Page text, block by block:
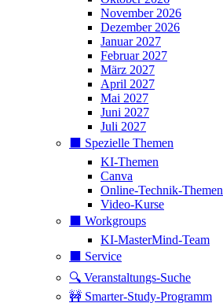
November 2026
Dezember 2026
Januar 2027
Februar 2027
März 2027
April 2027
Mai 2027
Juni 2027
Juli 2027
⬛️ Spezielle Themen
KI-Themen
Canva
Online-Technik-Themen
Video-Kurse
⬛️ Workgroups
KI-MasterMind-Team
⬛️ Service
🔍 Veranstaltungs-Suche
🚧 Smarter-Study-Programm